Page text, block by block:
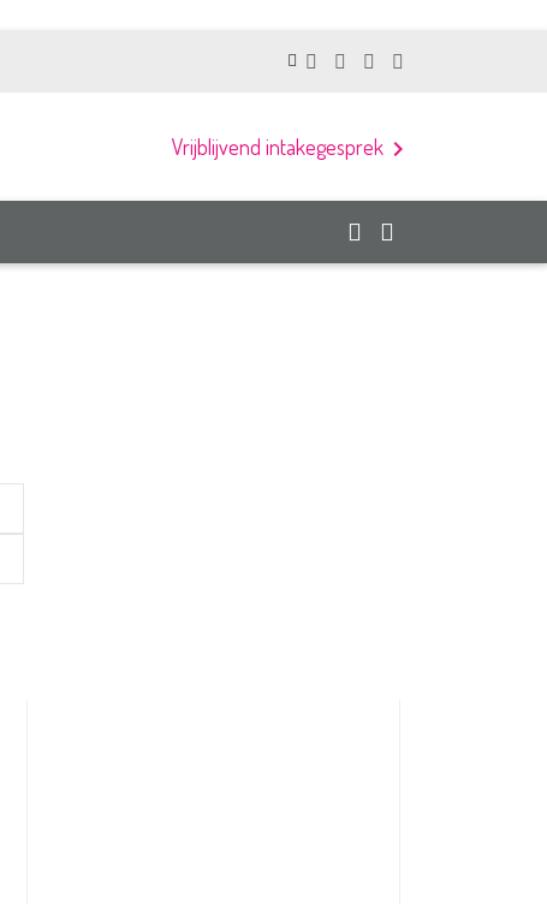
Vrijblijvend intakegesprek chevron_right